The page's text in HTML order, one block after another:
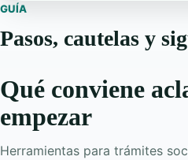
GUÍA
Pasos, cautelas y
Qué conviene
empezar
Herramientas para trámites